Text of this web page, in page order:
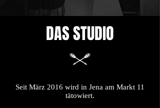
DAS STUDIO
Seit März 2016 wird in Jena am Markt 11
tätowiert.